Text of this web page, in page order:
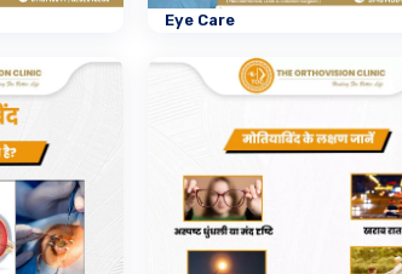
Eye Care